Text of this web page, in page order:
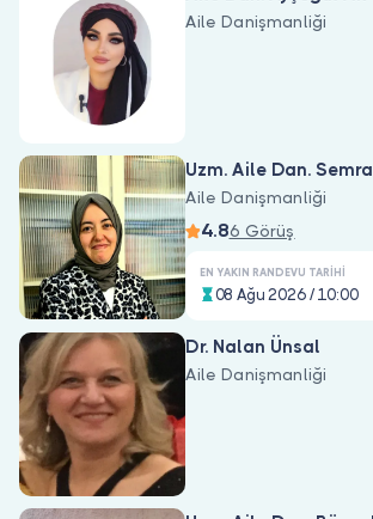
Aile Danişmanliği
Uzm. Aile Dan.
Aile Danişmanliği
4.86 Görüş
EN YAKIN RANDEVU TARIHI
08 Ağu 2026 / 10:00
Dr. Nalan Ünsal
Aile Danişmanliği